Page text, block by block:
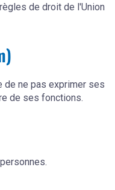
de droit de l'Union
de ne pas exprimer ses
de ses fonctions.